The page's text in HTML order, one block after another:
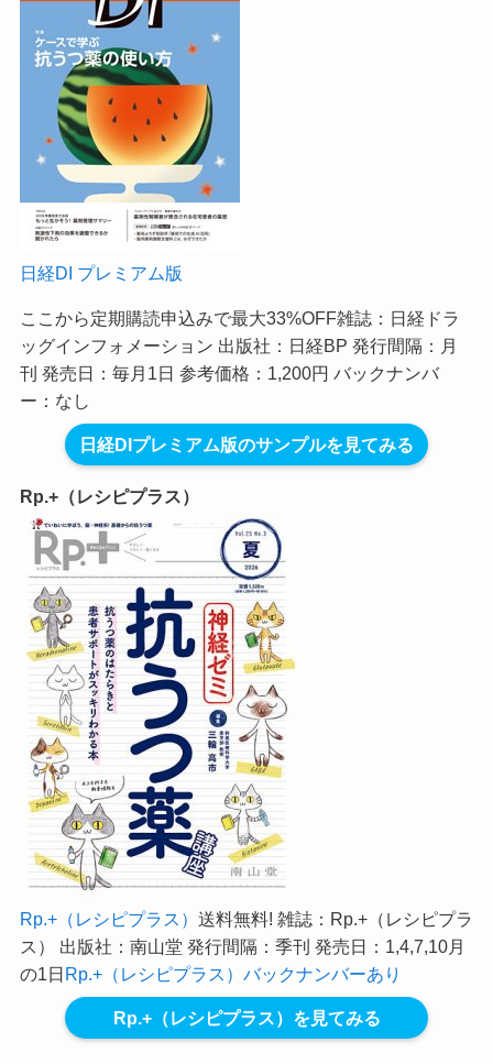
日経DI プレミアム版
ここから定期購読申込みで最大33%OFF雑誌：日経ドラ
ッグインフォメーション 出版社：日経BP 発行間隔：月
刊 発売日：毎月1日 参考価格：1,200円 バックナンバ
ー：なし
日経DIプレミアム版のサンプルを見てみる
Rp.+（レシピプラス）
Rp.+（レシピプラス） 送料無料! 雑誌：Rp.+（レシピプラ
ス） 出版社：南山堂 発行間隔：季刊 発売日：1,4,7,10月
の1日Rp.+（レシピプラス）バックナンバーあり
Rp.+（レシピプラス）を見てみる